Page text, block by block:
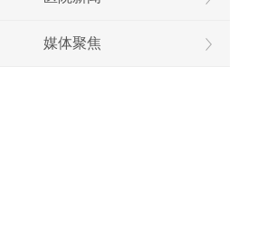
媒体聚焦